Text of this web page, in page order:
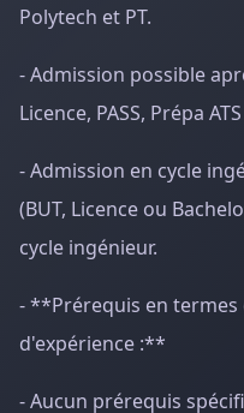
Polytech et PT.
- Admission possible
Licence, PASS, Prépa
- Admission en cycle
(BUT, Licence ou
cycle ingénieur.
- **Prérequis en termes
d'expérience :**
- Aucun prérequis